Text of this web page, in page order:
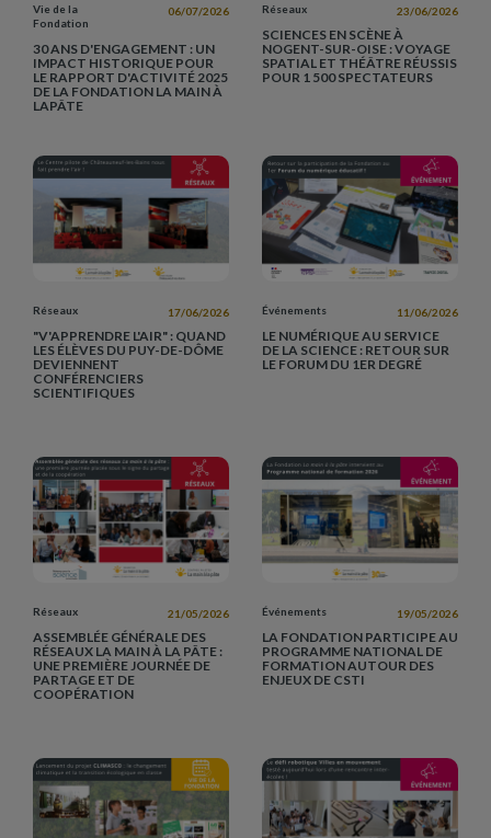
Vie de la
Fondation
06/07/2026
30 ANS D'ENGAGEMENT : UN
IMPACT HISTORIQUE POUR
LE RAPPORT D'ACTIVITÉ 2025
DE LA FONDATION LA MAIN À
LAPÂTE
Réseaux 23/06/2026
SCIENCES EN SCÈNE À
NOGENT-SUR-OISE : VOYAGE
SPATIAL ET THÉÂTRE RÉUSSIS
POUR 1 500 SPECTATEURS
Réseaux 17/06/2026
"V'APPRENDRE L'AIR" : QUAND
LES ÉLÈVES DU PUY-DE-DÔME
DEVIENNENT
CONFÉRENCIERS
SCIENTIFIQUES
Événements 11/06/2026
LE NUMÉRIQUE AU SERVICE
DE LA SCIENCE : RETOUR SUR
LE FORUM DU 1ER DEGRÉ
Réseaux 21/05/2026
ASSEMBLÉE GÉNÉRALE DES
RÉSEAUX LA MAIN À LA PÂTE :
UNE PREMIÈRE JOURNÉE DE
PARTAGE ET DE
COOPÉRATION
Événements 19/05/2026
LA FONDATION PARTICIPE AU
PROGRAMME NATIONAL DE
FORMATION AUTOUR DES
ENJEUX DE CSTI